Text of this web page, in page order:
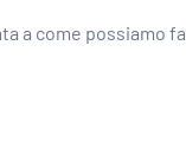
a come possiamo